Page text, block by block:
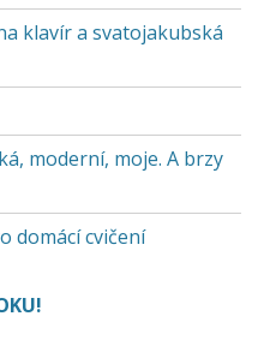
klavír a svatojakubská
moderní, moje. A brzy
domácí cvičení